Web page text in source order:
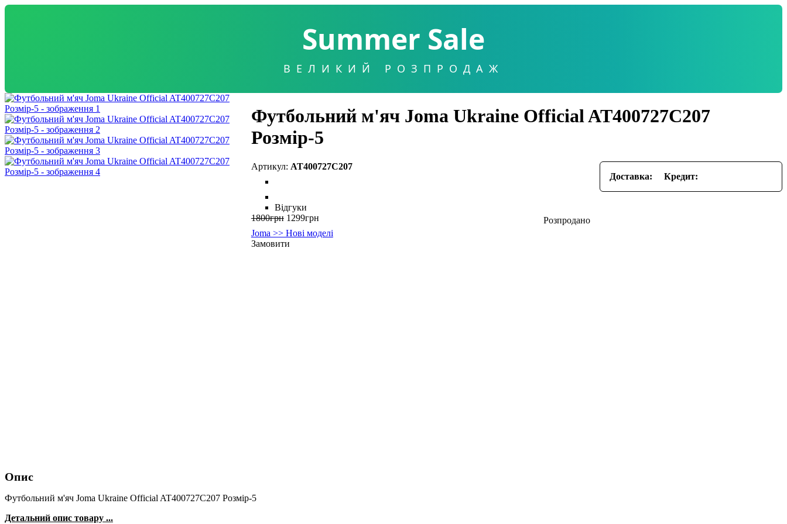
Summer Sale
ВЕЛИКИЙ РОЗПРОДАЖ
Футбольний м'яч Joma Ukraine Official AT400727C207
Розмір-5
AT400727C207
Відгуки
1800грн 1299грн
Joma >> Нові моделі
Замовити
Доставка: Кредит:
Опис
Футбольний м'яч Joma Ukraine Official AT400727C207 Розмір-5
Детальний опис товару ...